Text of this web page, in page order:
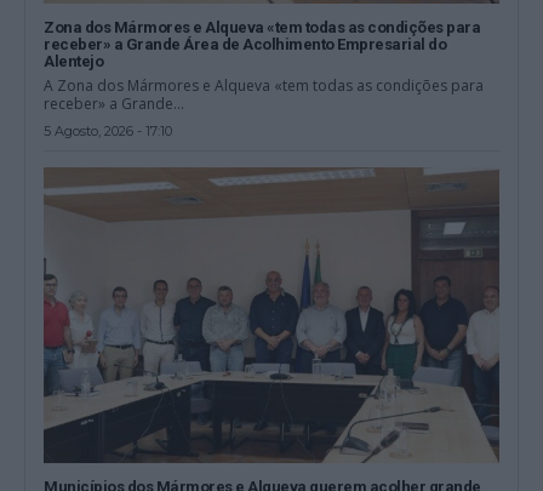
Zona dos Mármores e Alqueva «tem todas as condições para
receber» a Grande Área de Acolhimento Empresarial do
Alentejo
A Zona dos Mármores e Alqueva «tem todas as condições para
receber» a Grande...
5 Agosto, 2026 - 17:10
Municípios dos Mármores e Alqueva querem acolher grande